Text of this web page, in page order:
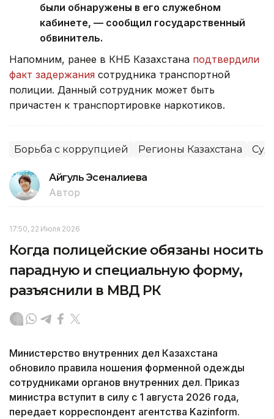
были обнаружены в его служебном
кабинете, — сообщил государственный
обвинитель.
Напомним, ранее в КНБ Казахстана подтвердили
факт задержания сотрудника транспортной
полиции. Данный сотрудник может быть
причастен к транспортировке наркотиков.
Борьба с коррупцией Регионы Казахстана
Айгуль Эсеналиева
Автор
17:50, 22 Июля 2026
Когда полицейские обязаны носить
парадную и специальную форму,
разъяснили в МВД РК
Министерство внутренних дел Казахстана
обновило правила ношения форменной одежды
сотрудниками органов внутренних дел. Приказ
министра вступит в силу с 1 августа 2026 года,
передает корреспондент агентства Kazinform.